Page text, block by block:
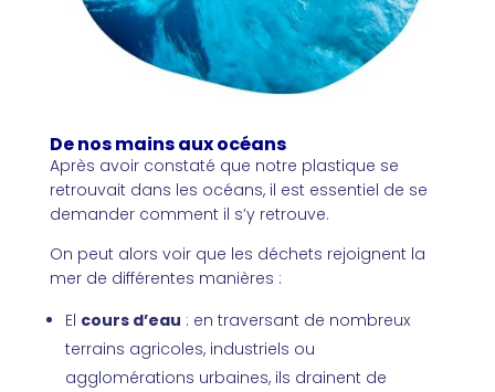
De nos mains aux océans
Après avoir constaté que notre plastique se
retrouvait dans les océans, il est essentiel de se
demander comment il s’y retrouve.
On peut alors voir que les déchets rejoignent la
mer de différentes manières :
El cours d’eau : en traversant de nombreux
terrains agricoles, industriels ou
agglomérations urbaines, ils drainent de